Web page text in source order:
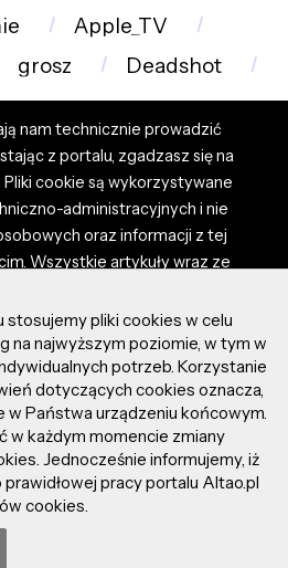
Apple_TV
grosz Deadshot
nam technicznie prowadzić
z portalu, zgadzasz się na
cookie są wykorzystywane
administracyjnych i nie
oraz informacji z tej
Wszystkie artykuły wraz ze
dostępnymi na portalu są
Administrator i właściciel
odpowiedzialności za tresci
autorów artykułów. Dodając
z regulaminem portalu oraz
za wszystkie materiały
Ciebie na stronie altao.pl.
w regulaminie portalu.
prawa zastrzeżone.
stosujemy pliki cookies w celu
na najwyższym poziomie, w tym w
potrzeb. Korzystanie
dotyczących cookies oznacza,
w Państwa urządzeniu końcowym.
w każdym momencie zmiany
Jednocześnie informujemy, iż
pracy portalu Altao.pl
cookies.